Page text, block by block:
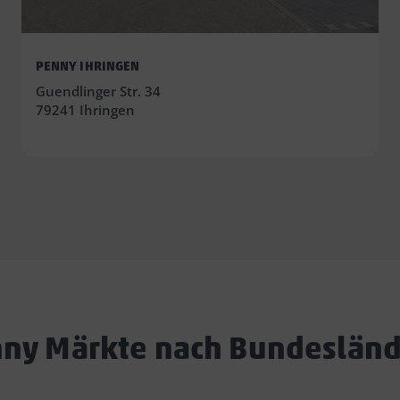
PENNY IHRINGEN
Guendlinger Str. 34
79241 Ihringen
Märkte nach